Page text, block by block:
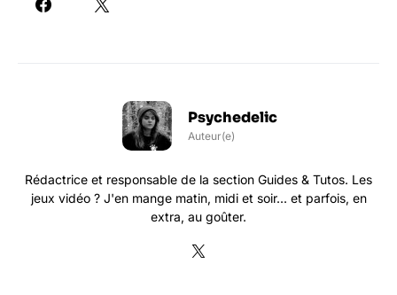
Psychedelic
Auteur(e)
Rédactrice et responsable de la section Guides & Tutos. Les
jeux vidéo ? J'en mange matin, midi et soir... et parfois, en
extra, au goûter.